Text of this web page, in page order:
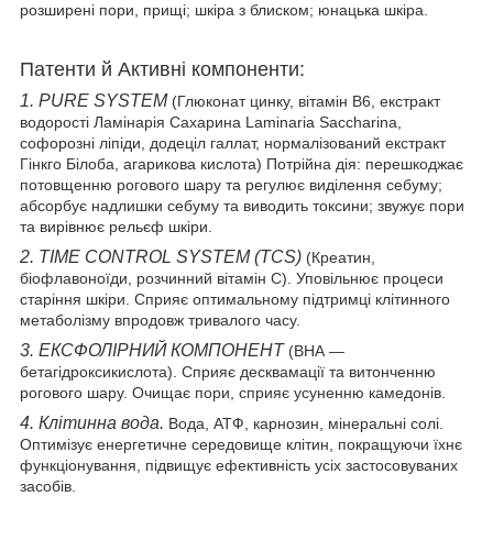
розширені пори, прищі; шкіра з блиском; юнацька шкіра.
Патенти й Активні компоненти:
1. PURE SYSTEM (Глюконат цинку, вітамін В6, екстракт
водорості Ламінарія Сахарина Laminaria Saccharina,
софорозні ліпіди, додеціл галлат, нормалізований екстракт
Гінкго Білоба, агарикова кислота) Потрійна дія: перешкоджає
потовщенню рогового шару та регулює виділення себуму;
абсорбує надлишки себуму та виводить токсини; звужує пори
та вирівнює рельєф шкіри.
2. TIME CONTROL SYSTEM (TCS) (Креатин,
біофлавоноїди, розчинний вітамін С). Уповільнює процеси
старіння шкіри. Сприяє оптимальному підтримці клітинного
метаболізму впродовж тривалого часу.
3. ЕКСФОЛІРНИЙ КОМПОНЕНТ (BНА —
бетагідроксикислота). Сприяє десквамації та витонченню
рогового шару. Очищає пори, сприяє усуненню камедонів.
4. Клітинна вода. Вода, АТФ, карнозин, мінеральні солі.
Оптимізує енергетичне середовище клітин, покращуючи їхнє
функціонування, підвищує ефективність усіх застосовуваних
засобів.